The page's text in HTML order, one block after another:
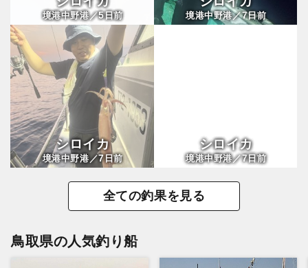
境港中野港／5日前 境港中野港／7日前
シロイカ
境港中野港／7日前
シロイカ
境港中野港／7日前
全ての釣果を見る
鳥取県の人気釣り船